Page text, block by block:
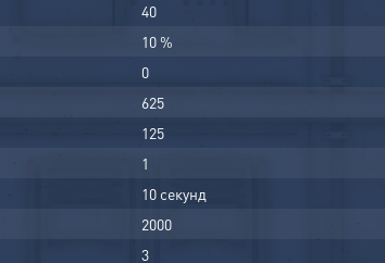
40
10 %
0
625
125
1
10 секунд
2000
3